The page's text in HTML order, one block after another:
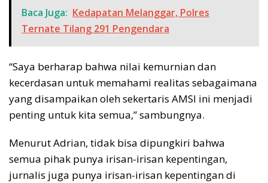
Baca Juga: Kedapatan Melanggar, Polres
Ternate Tilang 291 Pengendara
“Saya berharap bahwa nilai kemurnian dan
kecerdasan untuk memahami realitas sebagaimana
yang disampaikan oleh sekertaris AMSI ini menjadi
penting untuk kita semua,” sambungnya.
Menurut Adrian, tidak bisa dipungkiri bahwa
semua pihak punya irisan-irisan kepentingan,
jurnalis juga punya irisan-irisan kepentingan di